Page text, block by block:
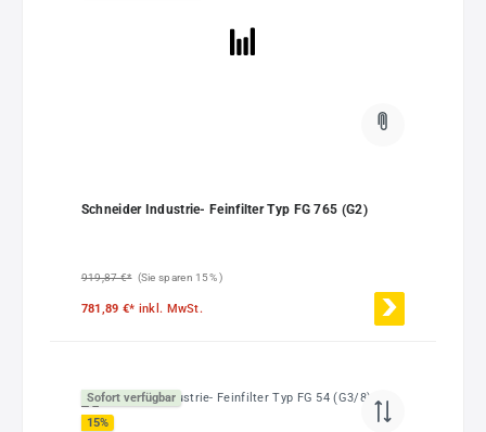
Schneider Industrie- Feinfilter Typ FG 765 (G2)
919,87 €* (Sie sparen 15% )
781,89 €* inkl. MwSt.
Sofort verfügbar
15%